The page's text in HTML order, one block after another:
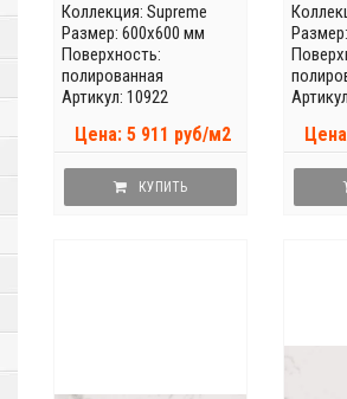
Коллекция: Supreme
Размер: 600x600 мм
Поверхность:
полированная
Артикул: 10922
Цена: 5 911 руб/м2
КУПИТЬ